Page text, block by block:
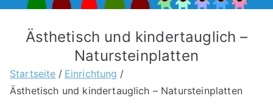
Ästhetisch und kindertauglich –
Natursteinplatten
Startseite
Einrichtung
Ästhetisch und kindertauglich – Natursteinplatten